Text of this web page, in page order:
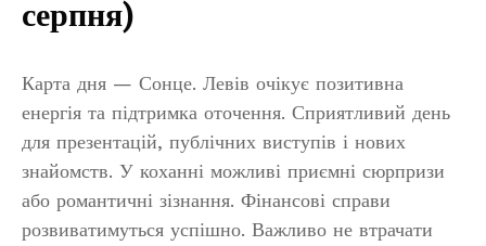
серпня)
Карта дня — Сонце. Левів очікує позитивна
енергія та підтримка оточення. Сприятливий день
для презентацій, публічних виступів і нових
знайомств. У коханні можливі приємні сюрпризи
або романтичні зізнання. Фінансові справи
розвиватимуться успішно. Важливо не втрачати